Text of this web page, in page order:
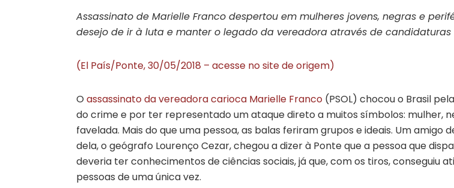
Assassinato de Marielle Franco despertou em mulheres jovens, negras e
desejo de ir à luta e manter o legado da vereadora através de candidaturas
(El País/Ponte, 30/05/2018 – acesse no site de origem)
O assassinato da vereadora carioca Marielle Franco (PSOL) chocou o Brasil
do crime e por ter representado um ataque direto a muitos símbolos: mulher,
favelada. Mais do que uma pessoa, as balas feriram grupos e ideais. Um amigo
dela, o geógrafo Lourenço Cezar, chegou a dizer à Ponte que a pessoa que
deveria ter conhecimentos de ciências sociais, já que, com os tiros, conseguiu
pessoas de uma única vez.